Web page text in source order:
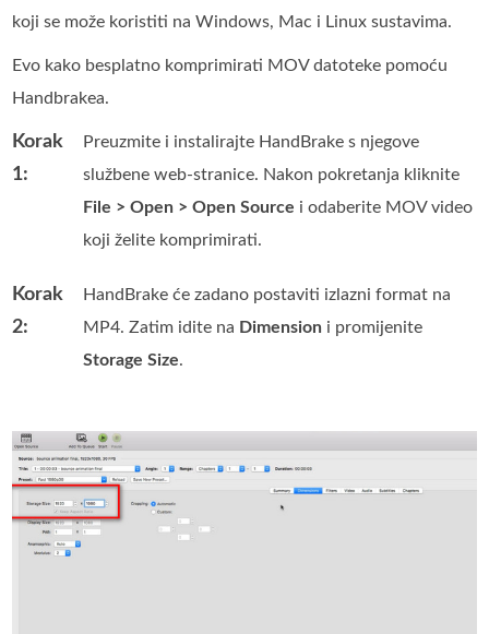
koji se može koristiti na Windows, Mac i Linux sustavima.
Evo kako besplatno komprimirati MOV datoteke pomoću
Handbrakea.
Korak
1:
Preuzmite i instalirajte HandBrake s njegove
službene web-stranice. Nakon pokretanja kliknite
File > Open > Open Source i odaberite MOV video
koji želite komprimirati.
Korak
2:
HandBrake će zadano postaviti izlazni format na
MP4. Zatim idite na Dimension i promijenite
Storage Size.